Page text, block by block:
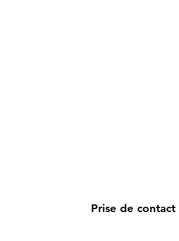
Prise de contact